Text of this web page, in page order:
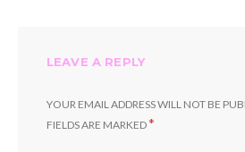
LEAVE A REPLY
YOUR EMAIL ADDRESS WILL NOT BE
FIELDS ARE MARKED*